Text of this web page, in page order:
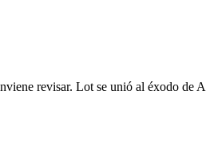
revisar. Lot se unió al éxodo de